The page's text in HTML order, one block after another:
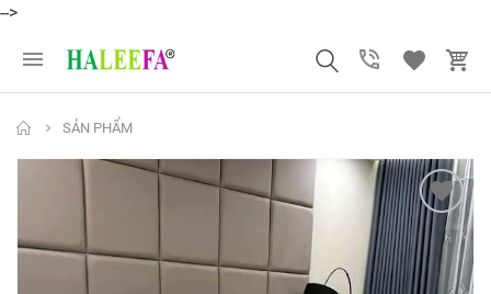
-->
SẢN PHẨM